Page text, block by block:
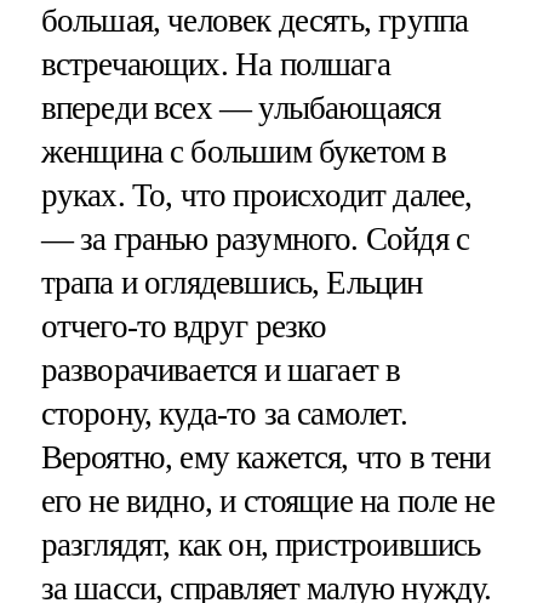
большая, человек десять, группа
встречающих. На полшага
впереди всех — улыбающаяся
женщина с большим букетом в
руках. То, что происходит далее,
— за гранью разумного. Сойдя с
трапа и оглядевшись, Ельцин
отчего-то вдруг резко
разворачивается и шагает в
сторону, куда-то за самолет.
Вероятно, ему кажется, что в тени
его не видно, и стоящие на поле не
разглядят, как он, пристроившись
за шасси, справляет малую нужду.